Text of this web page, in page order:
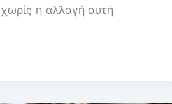
χωρίς η αλλαγή αυτή